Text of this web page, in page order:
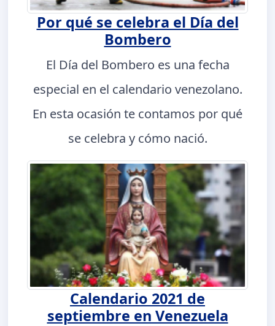
Por qué se celebra el Día del
Bombero
El Día del Bombero es una fecha
especial en el calendario venezolano.
En esta ocasión te contamos por qué
se celebra y cómo nació.
Calendario 2021 de
septiembre en Venezuela